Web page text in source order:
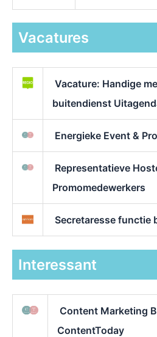
Vacatures
Vacature: Handige
buitendienst
Energieke Event &
Representatieve
Promomedewerkers
Secretaresse functie
Interessant
Content Marketing
ContentToday